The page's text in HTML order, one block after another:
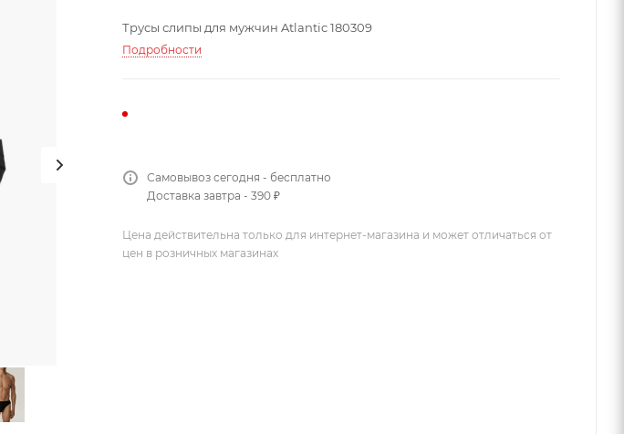
Трусы слипы для мужчин Atlantic 180309
Подробности
Самовывоз сегодня - бесплатно
Доставка завтра - 390 ₽
Цена действительна только для интернет-магазина и может отличаться от
цен в розничных магазинах